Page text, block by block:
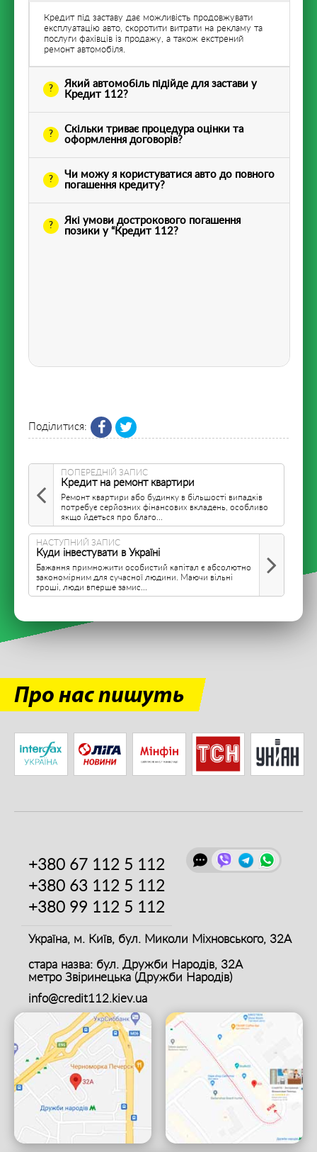
Кредит під заставу дає можливість продовжувати
експлуатацію авто, скоротити витрати на рекламу та
послуги фахівців із продажу, а також екстрений
ремонт автомобіля.
Який автомобіль підійде для застави у
Кредит 112?
Скільки триває процедура оцінки та
оформлення договорів?
Чи можу я користуватися авто до повного
погашення кредиту?
Які умови дострокового погашення
позики у “Кредит 112?
Поділитися:
ПОПЕРЕДНІЙ ЗАПИС
Кредит на ремонт квартири
Ремонт квартири або будинку в більшості випадків
потребує серйозних фінансових вкладень, особливо
якщо йдеться про благо...
НАСТУПНИЙ ЗАПИС
Куди інвестувати в Україні
Бажання примножити особистий капітал є абсолютно
закономірним для сучасної людини. Маючи вільні
гроші, люди вперше замис...
Про нас пишуть
+380 67 112 5 112
+380 63 112 5 112
+380 99 112 5 112
Україна, м. Київ, бул. Миколи Міхновського, 32А
стара назва: бул. Дружби Народів, 32А
метро Звіринецька (Дружби Народів)
info@credit112.kiev.ua